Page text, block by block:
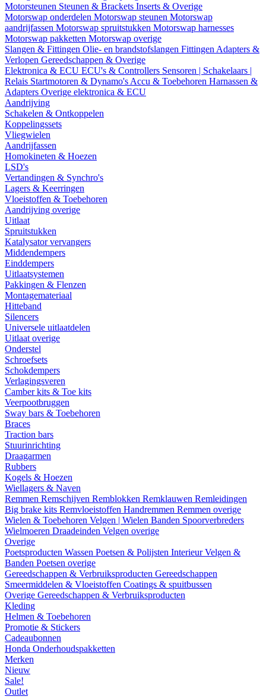
Motorsteunen Steunen & Brackets Inserts & Overige
Motorswap onderdelen Motorswap steunen Motorswap
aandrijfassen Motorswap spruitstukken Motorswap harnesses
Motorswap pakketten Motorswap overige
Slangen & Fittingen Olie- en brandstofslangen Fittingen Adapters &
Verlopen Gereedschappen & Overige
Elektronica & ECU ECU's & Controllers Sensoren | Schakelaars |
Relais Startmotoren & Dynamo's Accu & Toebehoren Harnassen &
Adapters Overige elektronica & ECU
Aandrijving
Schakelen & Ontkoppelen
Koppelingssets
Vliegwielen
Aandrijfassen
Homokineten & Hoezen
LSD's
Vertandingen & Synchro's
Lagers & Keerringen
Vloeistoffen & Toebehoren
Aandrijving overige
Uitlaat
Spruitstukken
Katalysator vervangers
Middendempers
Einddempers
Uitlaatsystemen
Pakkingen & Flenzen
Montagemateriaal
Hitteband
Silencers
Universele uitlaatdelen
Uitlaat overige
Onderstel
Schroefsets
Schokdempers
Verlagingsveren
Camber kits & Toe kits
Veerpootbruggen
Sway bars & Toebehoren
Braces
Traction bars
Stuurinrichting
Draagarmen
Rubbers
Kogels & Hoezen
Wiellagers & Naven
Remmen Remschijven Remblokken Remklauwen Remleidingen
Big brake kits Remvloeistoffen Handremmen Remmen overige
Wielen & Toebehoren Velgen | Wielen Banden Spoorverbreders
Wielmoeren Draadeinden Velgen overige
Overige
Poetsproducten Wassen Poetsen & Polijsten InterieurVelgen &
Banden Poetsen overige
Gereedschappen & Verbruiksproducten Gereedschappen
Smeermiddelen & Vloeistoffen Coatings & spuitbussen
Overige Gereedschappen & Verbruiksproducten
Kleding
Helmen & Toebehoren
Promotie & Stickers
Cadeaubonnen
Honda Onderhoudspakketten
Merken
Nieuw
Sale!
Outlet